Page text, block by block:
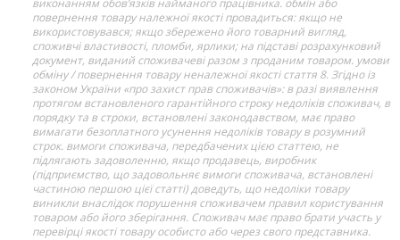
виконанням обов’язків найманого працівника. обмін або
повернення товару належної якості провадиться: якщо не
використовувався; якщо збережено його товарний вигляд,
споживчі властивості, пломби, ярлики; на підставі розрахунковий
документ, виданий споживачеві разом з проданим товаром. умови
обміну / повернення товару неналежної якості стаття 8. Згідно із
законом України «про захист прав споживачів»: в разі виявлення
протягом встановленого гарантійного строку недоліків споживач, в
порядку та в строки, встановлені законодавством, має право
вимагати безоплатного усунення недоліків товару в розумний
строк. вимоги споживача, передбачених цією статтею, не
підлягають задоволенню, якщо продавець, виробник
(підприємство, що задовольняє вимоги споживача, встановлені
частиною першою цієї статті) доведуть, що недоліки товару
виникли внаслідок порушення споживачем правил користування
товаром або його зберігання. Споживач має право брати участь у
перевірці якості товару особисто або через свого представника.